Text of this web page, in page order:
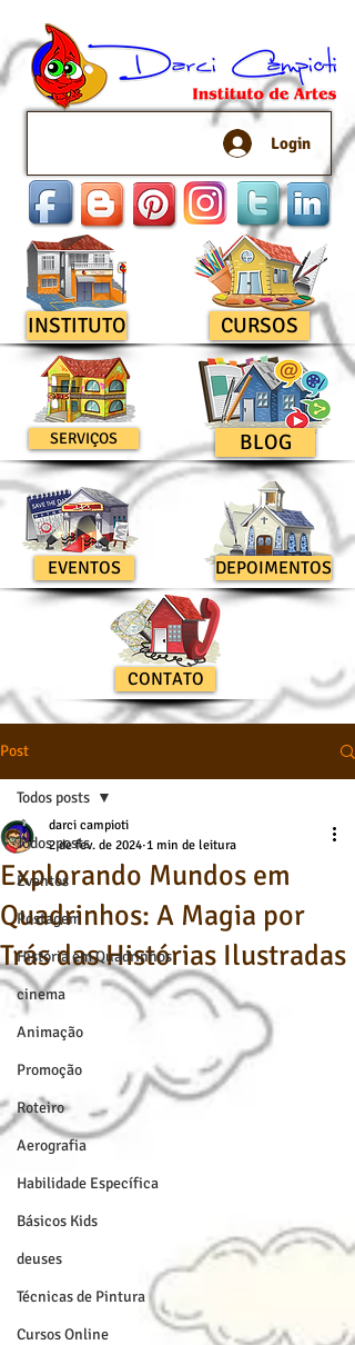
Login
INSTITUTO
SERVIÇOS
EVENTOS
CURSOS
BLOG
DEPOIMENTOS
CONTATO
Post
Todos posts
Eventos
Postagem
História em Quadrinhos
cinema
Animação
Promoção
Roteiro
Aerografia
Habilidade Específica
Básicos Kids
deuses
Técnicas de Pintura
Cursos Online
Todos posts
Explorando Mundos em
Quadrinhos: A Magia por
Trás das Histórias Ilustradas
darci campioti
2 de fev. de 2024 1 min de leitura